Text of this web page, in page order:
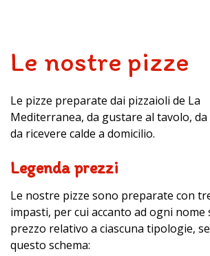
Le nostre pizze
Le pizze preparate dai pizzaioli de La
Mediterranea, da gustare al tavolo,
da ricevere calde a domicilio.
Legenda prezzi
Le nostre pizze sono preparate con
impasti, per cui accanto ad ogni nome
prezzo relativo a ciascuna tipologie,
questo schema: